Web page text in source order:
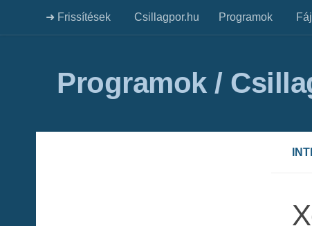
➜ Frissítések Csillagpor.hu Programok
Programok /